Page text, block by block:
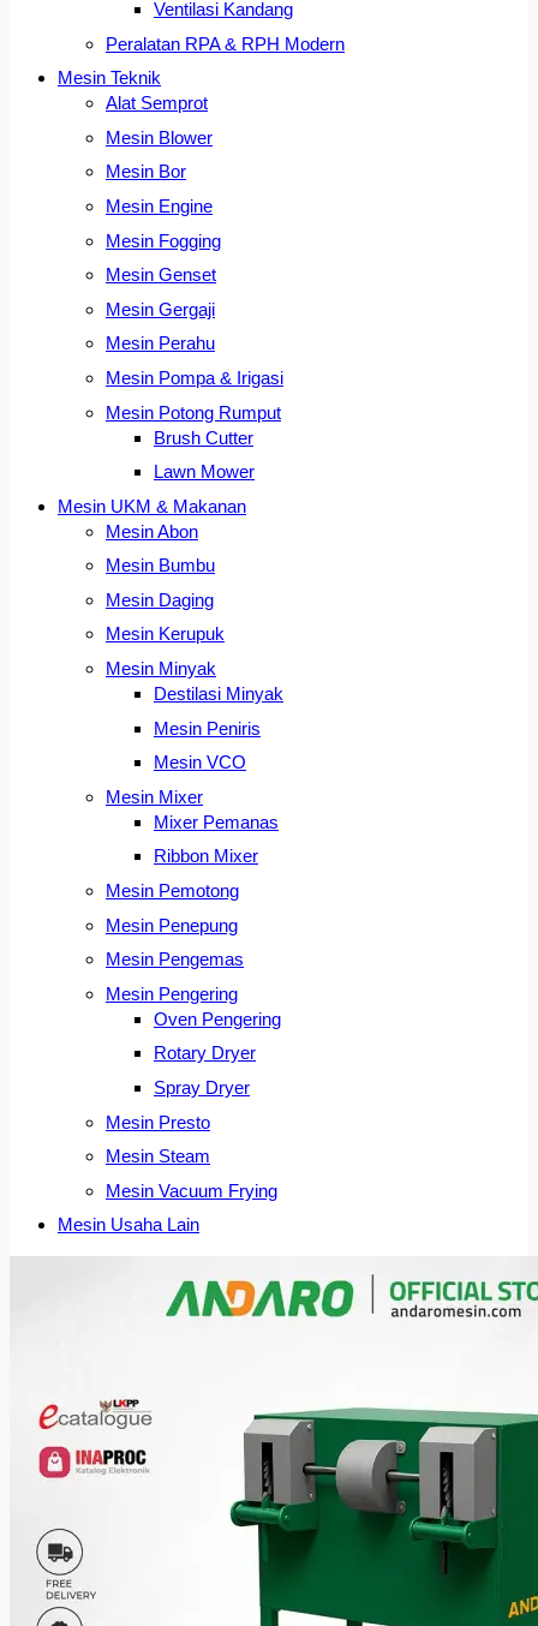
Ventilasi Kandang
Peralatan RPA & RPH Modern
Mesin Teknik
Alat Semprot
Mesin Blower
Mesin Bor
Mesin Engine
Mesin Fogging
Mesin Genset
Mesin Gergaji
Mesin Perahu
Mesin Pompa & Irigasi
Mesin Potong Rumput
Brush Cutter
Lawn Mower
Mesin UKM & Makanan
Mesin Abon
Mesin Bumbu
Mesin Daging
Mesin Kerupuk
Mesin Minyak
Destilasi Minyak
Mesin Peniris
Mesin VCO
Mesin Mixer
Mixer Pemanas
Ribbon Mixer
Mesin Pemotong
Mesin Penepung
Mesin Pengemas
Mesin Pengering
Oven Pengering
Rotary Dryer
Spray Dryer
Mesin Presto
Mesin Steam
Mesin Vacuum Frying
Mesin Usaha Lain